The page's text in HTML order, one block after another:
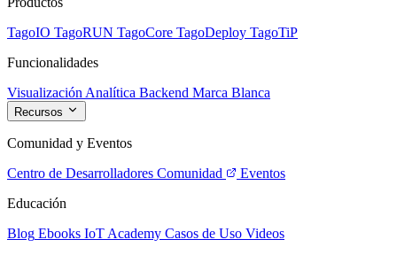
TagoIO TagoRUN TagoCore TagoDeploy TagoTiP
Funcionalidades
Visualización Analítica Backend Marca Blanca
Recursos
Comunidad y Eventos
Centro de Desarrolladores Comunidad
Eventos
Educación
Blog Ebooks IoT Academy Casos de Uso Videos